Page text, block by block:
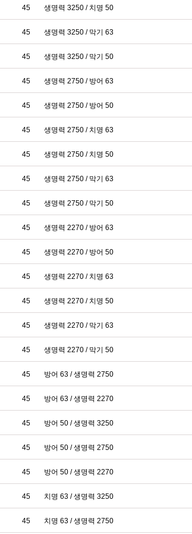
45 생명력 3250 / 치명 50
45 생명력 3250 / 막기 63
45 생명력 3250 / 막기 50
45 생명력 2750 / 방어 63
45 생명력 2750 / 방어 50
45 생명력 2750 / 치명 63
45 생명력 2750 / 치명 50
45 생명력 2750 / 막기 63
45 생명력 2750 / 막기 50
45 생명력 2270 / 방어 63
45 생명력 2270 / 방어 50
45 생명력 2270 / 치명 63
45 생명력 2270 / 치명 50
45 생명력 2270 / 막기 63
45 생명력 2270 / 막기 50
45 방어 63 / 생명력 2750
45 방어 63 / 생명력 2270
45 방어 50 / 생명력 3250
45 방어 50 / 생명력 2750
45 방어 50 / 생명력 2270
45 치명 63 / 생명력 3250
45 치명 63 / 생명력 2750